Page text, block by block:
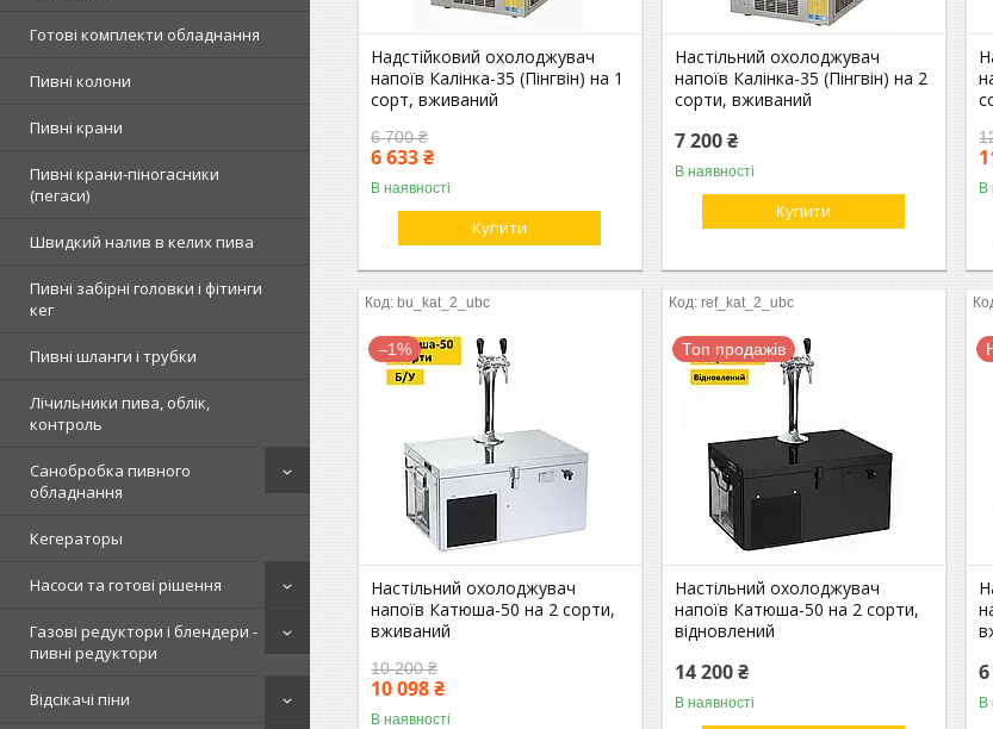
Готові комплекти обладнання
Пивні колони
Пивні крани
Пивні крани-піногасники
(пегаси)
Швидкий налив в келих пива
Пивні забірні головки і фітинги
кег
Пивні шланги і трубки
Лічильники пива, облік,
контроль
Санобробка пивного
обладнання
Кегераторы
Насоси та готові рішення
Газові редуктори і блендери -
пивні редуктори
Відсікачі піни
Надстійковий охолоджувач
напоїв Калінка-35 (Пінгвін) на 1
сорт, вживаний
6 700 ₴
6 633 ₴
В наявності
Купити
Настільний охолоджувач
напоїв Калінка-35 (Пінгвін) на 2
сорти, вживаний
7 200 ₴
В наявності
Купити
В
bu_kat_2_ubc
–1%
Настільний охолоджувач
напоїв Катюша-50 на 2 сорти,
вживаний
10 200 ₴
10 098 ₴
В наявності
ref_kat_2_ubc
Топ продажів
Настільний охолоджувач
напоїв Катюша-50 на 2 сорти,
відновлений
14 200 ₴
В наявності В